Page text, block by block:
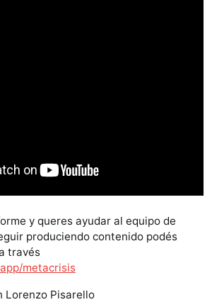
y queres ayudar al equipo de
produciendo contenido podés
través
metacrisis
Lorenzo Pisarello